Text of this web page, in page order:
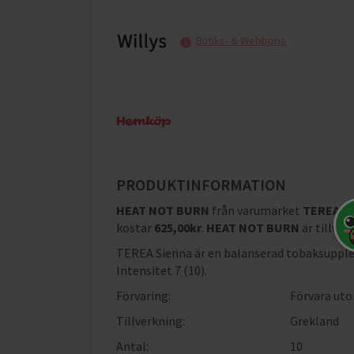
Butiks- & Webbpris
PRODUKTINFORMATION
HEAT NOT BURN från varumärket TEREA,
kostar 625,00kr. HEAT NOT BURN är
TEREA Sienna är en balanserad
Intensitet 7 (10).
Förvaring:
Förvara
Tillverkning:
Grekland
Antal:
10